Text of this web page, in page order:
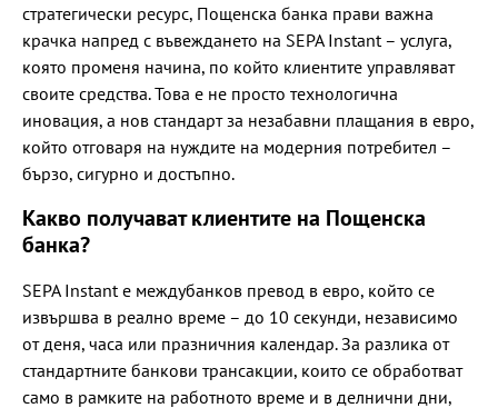
стратегически ресурс, Пощенска банка прави важна
крачка напред с въвеждането на SEPA Instant – услуга,
която променя начина, по който клиентите управляват
своите средства. Това е не просто технологична
иновация, а нов стандарт за незабавни плащания в евро,
който отговаря на нуждите на модерния потребител –
бързо, сигурно и достъпно.
Какво получават клиентите на Пощенска
банка?
SEPA Instant е междубанков превод в евро, който се
извършва в реално време – до 10 секунди, независимо
от деня, часа или празничния календар. За разлика от
стандартните банкови трансакции, които се обработват
само в рамките на работното време и в делнични дни,